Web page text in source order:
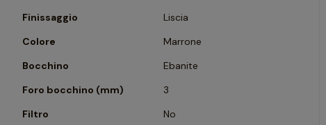
Finissaggio
Liscia
Colore
Marrone
Bocchino
Ebanite
Foro bocchino (mm)
3
Filtro
No